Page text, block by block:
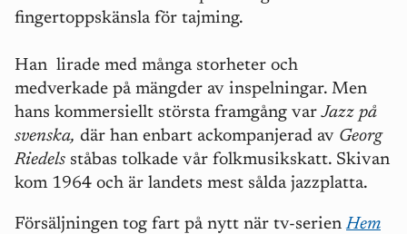
fingertoppskänsla för tajming.
Han lirade med många storheter och
medverkade på mängder av inspelningar. Men
hans kommersiellt största framgång varJazz på
svenska, där han enbart ackompanjerad av Georg
Riedels ståbas tolkade vår folkmusikskatt. Skivan
kom 1964 och är landets mest sålda jazzplatta.
Försäljningen tog fart på nytt när tv-serienHem